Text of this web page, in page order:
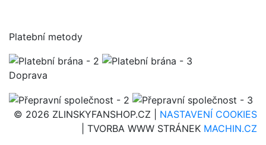
Platební metody
Doprava
© 2026 ZLINSKYFANSHOP.CZ | NASTAVENÍ COOKIES
| TVORBA WWW STRÁNEK MACHIN.CZ